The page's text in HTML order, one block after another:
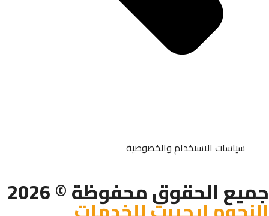
سياسات الاستخدام والخصوصية
جميع الحقوق محفوظة © 2026